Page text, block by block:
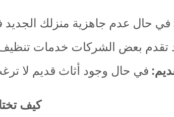
في حال عدم جاهزية منزلك
تقدم بعض الشركات خدمات
في حال وجود أثاث قديم لا
كيف